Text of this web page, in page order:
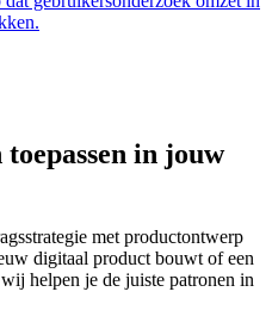
in jouw
met productontwerp
digitaal product bouwt of een
helpen je de juiste patronen in